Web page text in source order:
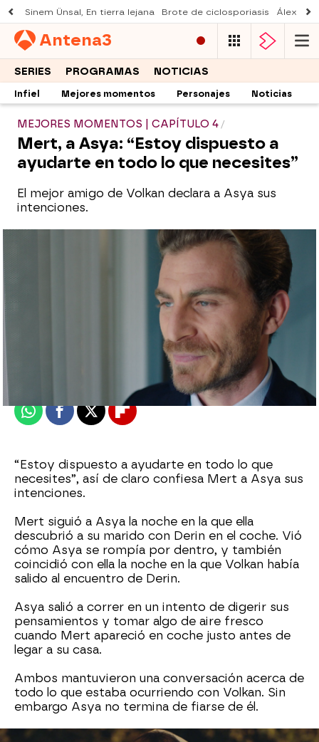
Sinem Ünsal, En tierra lejana Brote de ciclosporiasis Álex
Antena3
SERIES PROGRAMAS NOTICIAS
Infiel Mejores momentos Personajes Noticias
MEJORES MOMENTOS | CAPÍTULO 4
Mert, a Asya: “Estoy dispuesto a
ayudarte en todo lo que necesites”
El mejor amigo de Volkan declara a Asya sus
intenciones.
27 de septiembre de 2021, 06:00
27 de septiembre de 2021, 00:02
WhatsappFacebook
X Flipboard
“Estoy dispuesto a ayudarte en todo lo que
necesites”, así de claro confiesa Mert a Asya sus
intenciones.
Mert siguió a Asya la noche en la que ella
descubrió a su marido con Derin en el coche. Vió
cómo Asya se rompía por dentro, y también
coincidió con ella la noche en la que Volkan había
salido al encuentro de Derin.
Asya salió a correr en un intento de digerir sus
pensamientos y tomar algo de aire fresco
cuando Mert apareció en coche justo antes de
legar a su casa.
Ambos mantuvieron una conversación acerca de
todo lo que estaba ocurriendo con Volkan. Sin
embargo Asya no termina de fiarse de él.